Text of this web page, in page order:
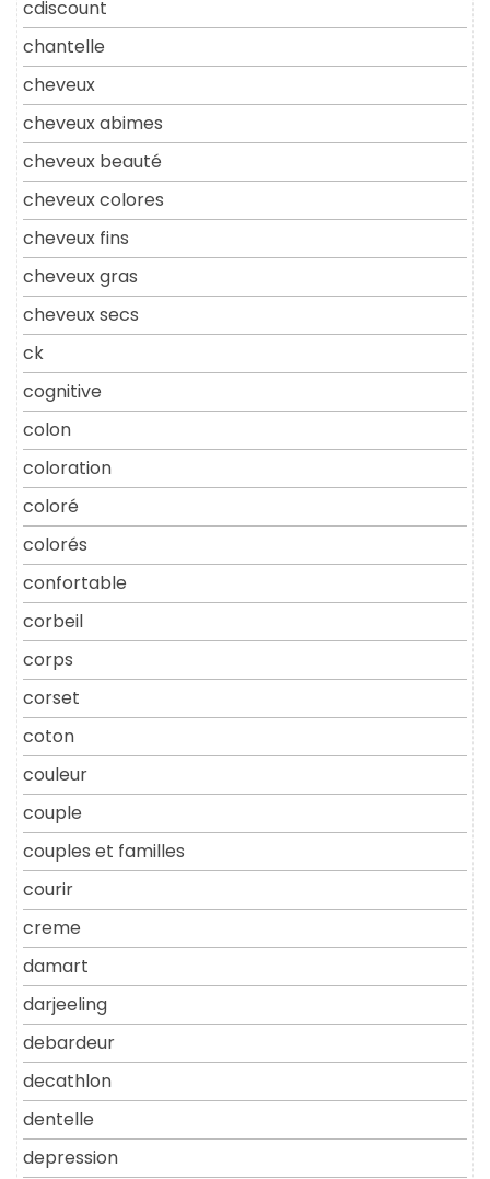
cdiscount
chantelle
cheveux
cheveux abimes
cheveux beauté
cheveux colores
cheveux fins
cheveux gras
cheveux secs
ck
cognitive
colon
coloration
coloré
colorés
confortable
corbeil
corps
corset
coton
couleur
couple
couples et familles
courir
creme
damart
darjeeling
debardeur
decathlon
dentelle
depression